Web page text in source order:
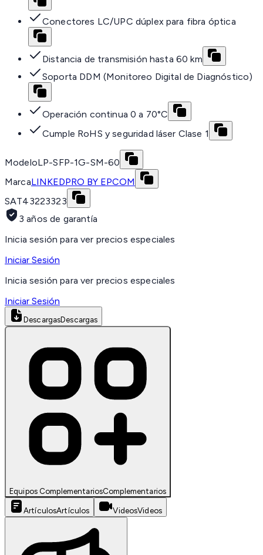
Conectores LC/UPC dúplex para fibra óptica
Distancia de transmisión hasta 60 km
Soporta DDM (Monitoreo Digital de Diagnóstico)
Operación continua 0 a 70°C
Cumple RoHS y seguridad láser Clase 1
ModeloLP-SFP-1G-SM-60
MarcaLINKEDPRO BY EPCOM
SAT43223323
3 años de garantía
Inicia sesión para ver precios especiales
Iniciar Sesión
Inicia sesión para ver precios especiales
Iniciar Sesión
DescargasDescargas
Equipos ComplementariosComplementarios
ArtículosArtículos VideosVideos